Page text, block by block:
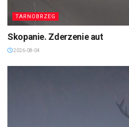
TARNOBRZEG
Skopanie. Zderzenie aut
2026-08-04